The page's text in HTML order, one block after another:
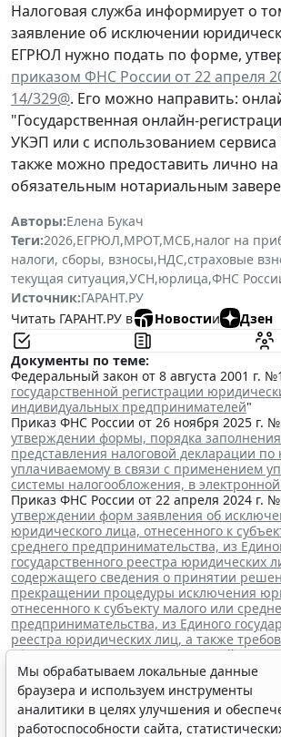
Налоговая служба информирует о
заявление об исключении
ЕГРЮЛ нужно подать по форме,
приказом ФНС России от 22 апреля
14/329@. Его можно направить:
"Государственная онлайн-
УКЭП или с использованием сервиса
также можно предоставить лично на
обязательным нотариальным
Авторы:Елена Букач
Теги:2026,ЕГРЮЛ,МРОТ,МСБ,налог на
налоги, сборы, взносы,НДС,страховые
текущая ситуация,УСН,юрлица,ФНС
Источник:ГАРАНТ.РУ
Читать ГАРАНТ.РУ в
Новостии Дзен
Документы по теме:
Федеральный закон от 8 августа 2001 г.
государственной регистрации
индивидуальных предпринимателей"
Приказ ФНС России от 26 ноября 2025 г.
утверждении формы, порядка
представления налоговой декларации по
уплачиваемому в связи с применением
системы налогообложения, в
Приказ ФНС России от 22 апреля 2024 г.
утверждении форм заявления об
юридического лица, отнесенного к
среднего предпринимательства, из
государственного реестра юридических
содержащего сведения о принятии
прекращении процедуры исключения
отнесенного к субъекту малого или
предпринимательства, из Единого
реестра юридических лиц, а также
оформлению указанных заявлений"
Читайте также:
ВС РФ поддержал заявителя в споре с
внесении записи в ЕГРЮЛ
Суд обязал заключить трудовой договор
отказа в приеме незаконным
Мы обрабатываем локальные данные
браузера и используем инструменты
аналитики в целях улучшения и
работоспособности сайта,